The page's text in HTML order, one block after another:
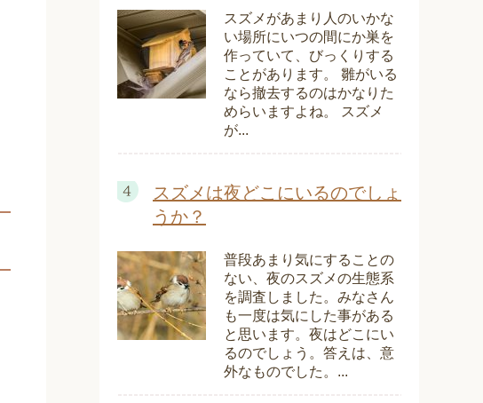
スズメがあまり人のいかな
い場所にいつの間にか巣を
作っていて、びっくりする
ことがあります。 雛がいる
なら撤去するのはかなりた
めらいますよね。 スズメ
が...
スズメは夜どこにいるのでしょ
うか？
普段あまり気にすることの
ない、夜のスズメの生態系
を調査しました。みなさん
も一度は気にした事がある
と思います。夜はどこにい
るのでしょう。答えは、意
外なものでした。...